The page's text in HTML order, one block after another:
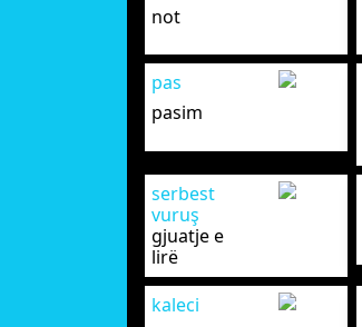
not
pas
pasim
serbest
vuruş
gjuatje e
lirë
kaleci